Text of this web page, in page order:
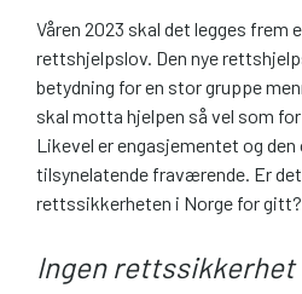
Våren 2023 skal det legges frem
rettshjelpslov. Den nye
betydning for en stor gruppe
skal motta hjelpen så vel som
Likevel er engasjementet og
tilsynelatende fraværende. Er
rettssikkerheten i Norge for gitt?
Ingen